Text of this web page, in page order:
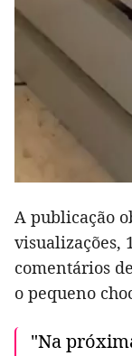
A publicação
visualizações,
comentários
o pequeno
"Na